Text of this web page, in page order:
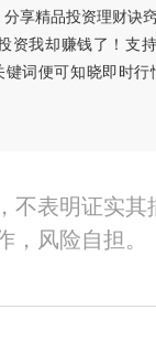
享精品投资理财诀
资我却赚钱了！支
键词便可知晓即时
不表明证实
风险自担。